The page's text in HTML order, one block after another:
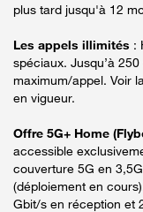
plus tard jusqu'à 12
Les appels illimités :
spéciaux. Jusqu’à
maximum/appel. Voir
en vigueur.
Offre 5G+ Home
accessible
couverture 5G en
(déploiement en
Gbit/s en réception et